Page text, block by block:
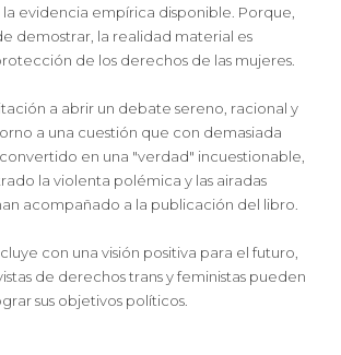
evidencia empírica disponible. Porque,
demostrar, la realidad material es
de los derechos de las mujeres.
a abrir un debate sereno, racional y
a una cuestión que con demasiada
en una "verdad" incuestionable,
la violenta polémica y las airadas
acompañado a la publicación del libro.
con una visión positiva para el futuro,
de derechos trans y feministas pueden
sus objetivos políticos.